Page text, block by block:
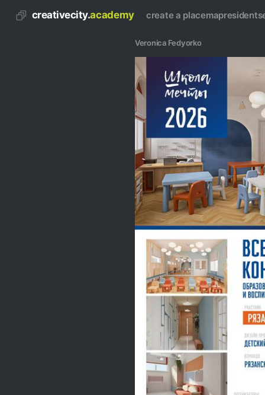
creativecity.academy create a placemapresidents
Veronica Fedyorko